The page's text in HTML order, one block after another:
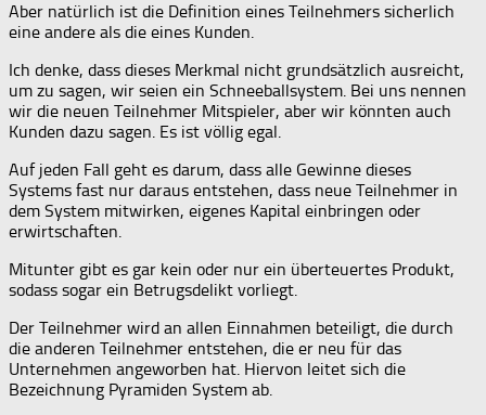
Aber natürlich ist die Definition eines Teilnehmers sicherlich
eine andere als die eines Kunden.
Ich denke, dass dieses Merkmal nicht grundsätzlich ausreicht,
um zu sagen, wir seien ein Schneeballsystem. Bei uns nennen
wir die neuen Teilnehmer Mitspieler, aber wir könnten auch
Kunden dazu sagen. Es ist völlig egal.
Auf jeden Fall geht es darum, dass alle Gewinne dieses
Systems fast nur daraus entstehen, dass neue Teilnehmer in
dem System mitwirken, eigenes Kapital einbringen oder
erwirtschaften.
Mitunter gibt es gar kein oder nur ein überteuertes Produkt,
sodass sogar ein Betrugsdelikt vorliegt.
Der Teilnehmer wird an allen Einnahmen beteiligt, die durch
die anderen Teilnehmer entstehen, die er neu für das
Unternehmen angeworben hat. Hiervon leitet sich die
Bezeichnung Pyramiden System ab.